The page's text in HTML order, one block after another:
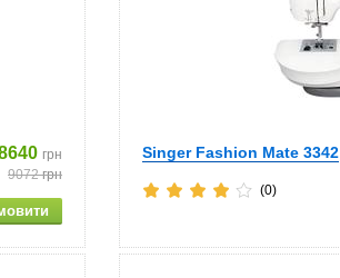
грн
9072грн
Singer Fashion Mate 3342
(0)